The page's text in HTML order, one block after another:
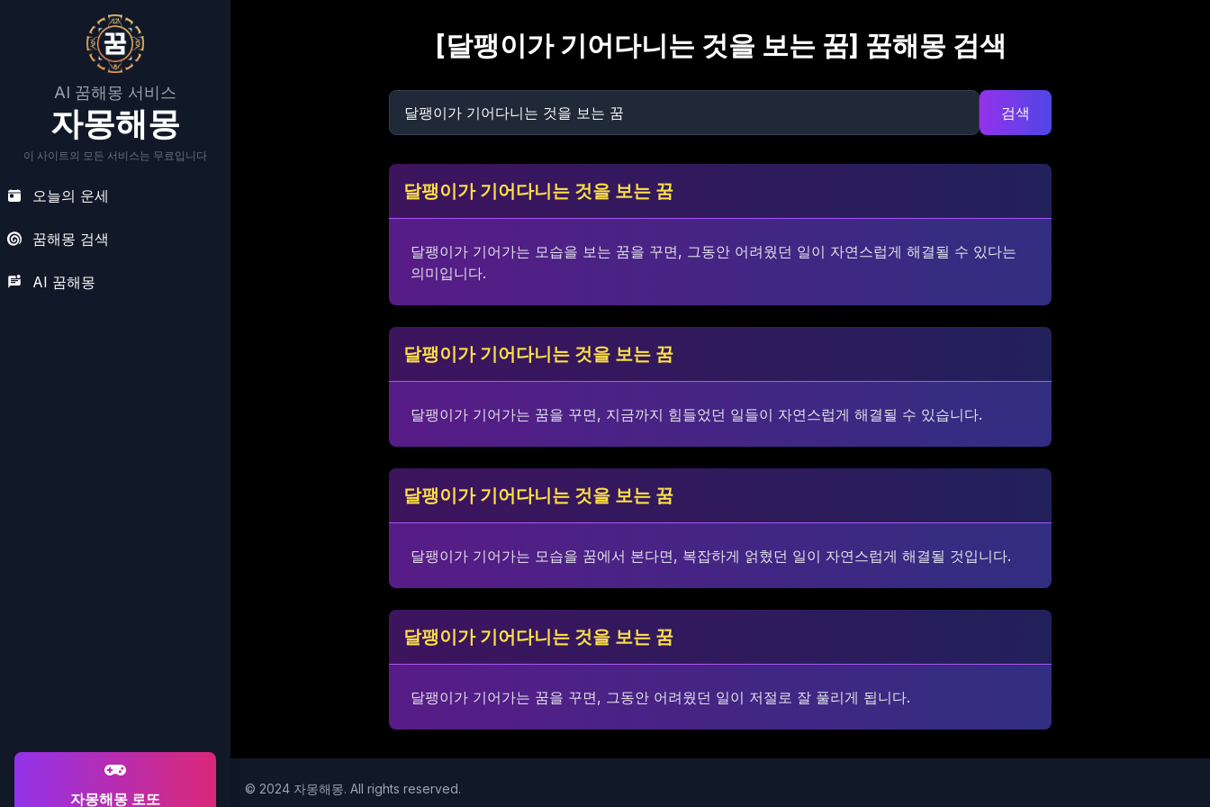
AI 꿈해몽 서비스
자몽해몽
이 사이트의 모든 서비스는 무료입니다
오늘의 운세
꿈해몽 검색
AI 꿈해몽
자몽해몽 로또
[달팽이가 기어다니는 것을 보는 꿈] 꿈해몽 검색
검색
달팽이가 기어다니는 것을 보는 꿈
달팽이가 기어가는 모습을 보는 꿈을 꾸면, 그동안 어려웠던 일이 자연스럽게 해결될 수 있다는
의미입니다.
달팽이가 기어다니는 것을 보는 꿈
달팽이가 기어가는 꿈을 꾸면, 지금까지 힘들었던 일들이 자연스럽게 해결될 수 있습니다.
달팽이가 기어다니는 것을 보는 꿈
달팽이가 기어가는 모습을 꿈에서 본다면, 복잡하게 얽혔던 일이 자연스럽게 해결될 것입니다.
달팽이가 기어다니는 것을 보는 꿈
달팽이가 기어가는 꿈을 꾸면, 그동안 어려웠던 일이 저절로 잘 풀리게 됩니다.
© 2024 자몽해몽. All rights reserved.